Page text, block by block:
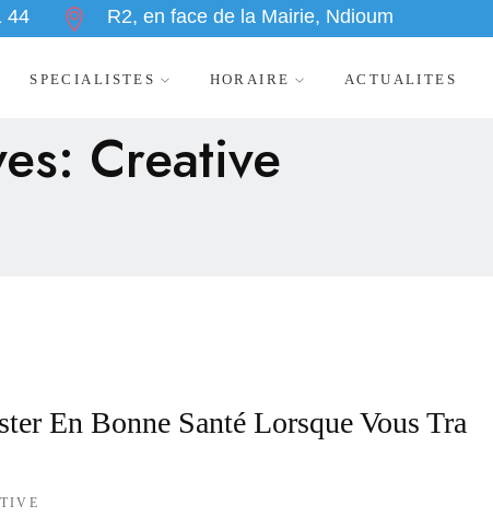
44 R2, en face de la Mairie, Ndioum
SPECIALISTES HORAIRE ACTUALITES
Creative
En Bonne Santé Lorsque Vous Tra